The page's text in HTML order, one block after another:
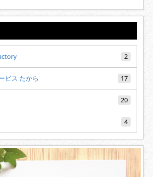
2
ビス たから 17
20
4